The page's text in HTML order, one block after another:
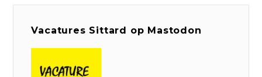
Vacatures Sittard op Mastodon